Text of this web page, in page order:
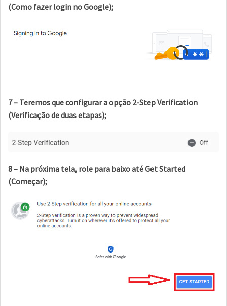
(Como fazer login no Google);
7 – Teremos que configurar a opção 2-Step Verification
(Verificação de duas etapas);
8 – Na próxima tela, role para baixo até Get Started
(Começar);